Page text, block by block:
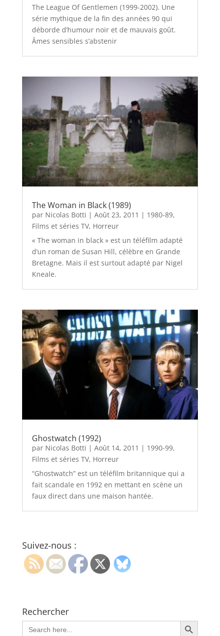
The League Of Gentlemen (1999-2002). Une
série mythique de la fin des années 90 qui
déborde d’humour noir et de mauvais goût.
Âmes sensibles s’abstenir
The Woman in Black (1989)
par Nicolas Botti | Août 23, 2011 | 1980-89,
Films et séries TV, Horreur
« The woman in black » est un téléfilm adapté
d’un roman de Susan Hill, célèbre en Grande
Bretagne. Mais il est surtout adapté par Nigel
Kneale.
Ghostwatch (1992)
par Nicolas Botti | Août 14, 2011 | 1990-99,
Films et séries TV, Horreur
“Ghostwatch” est un téléfilm britannique qui a
fait scandale en 1992 en mettant en scène un
faux direct dans une maison hantée.
Suivez-nous :
Rechercher
Search
for:
Search Button